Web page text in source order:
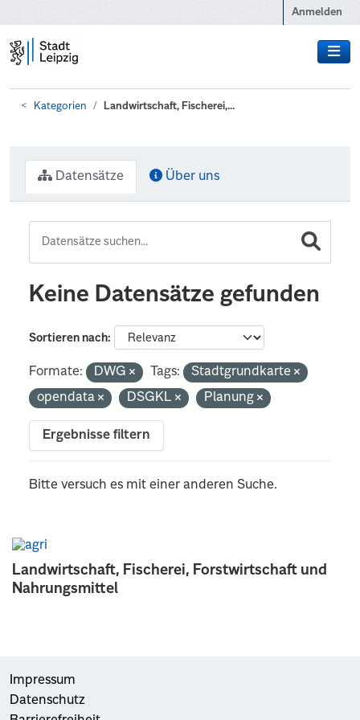
Anmelden
Kategorien Landwirtschaft, Fischerei,...
Landwirtschaft, Fischerei, Forstwirtschaft und
Nahrungsmittel
Datensätze Über uns
Keine Datensätze gefunden
Sortieren nach
Formate: DWG Tags:
Stadtgrundkarte
opendata
DSGKL Planung
Ergebnisse filtern
Bitte versuch es mit einer anderen Suche.
Impressum
Datenschutz